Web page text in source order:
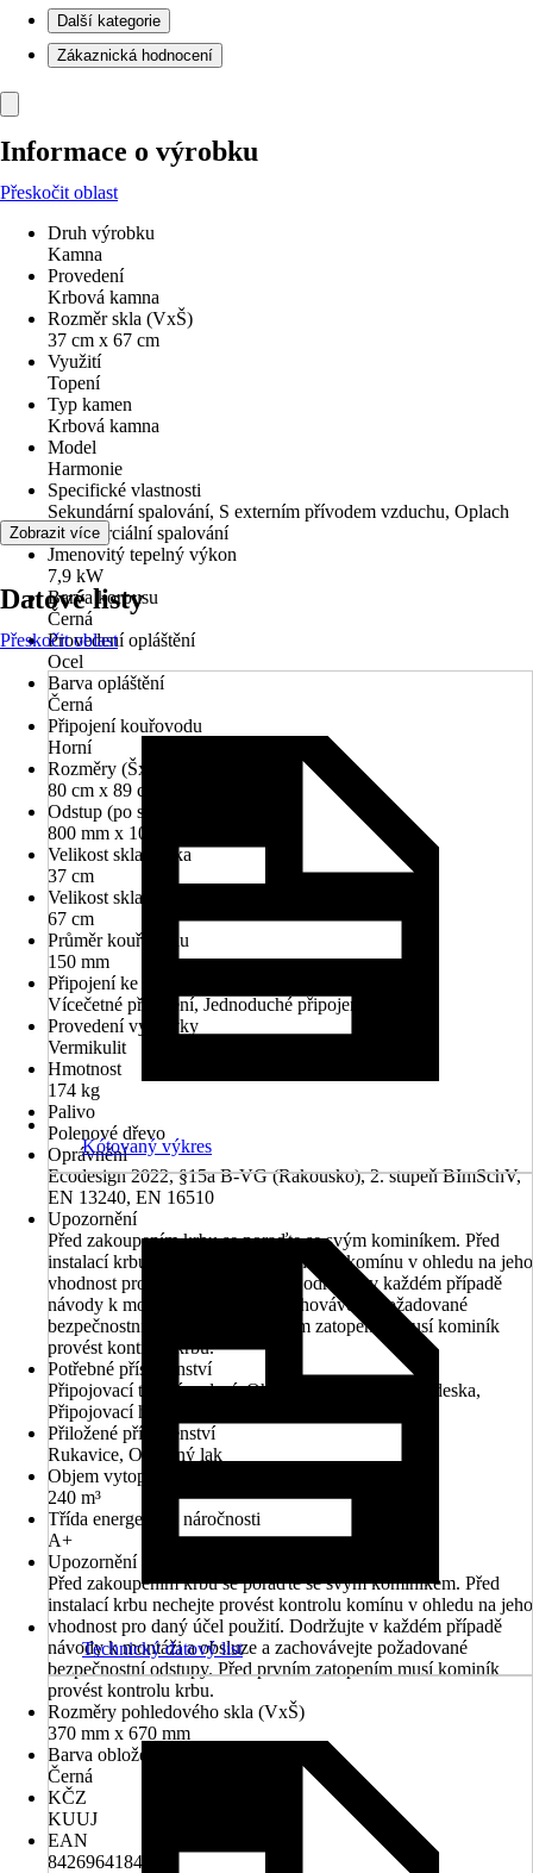
Další kategorie
Zákaznická hodnocení
Informace o výrobku
Přeskočit oblast
Druh výrobku
Kamna
Provedení
Krbová kamna
Rozměr skla (VxŠ)
37 cm x 67 cm
Využití
Topení
Typ kamen
Krbová kamna
Model
Harmonie
Specifické vlastnosti
Sekundární spalování, S externím přívodem vzduchu, Oplach
skla, Terciální spalování
Jmenovitý tepelný výkon
7,9 kW
Barva korpusu
Černá
Provedení opláštění
Ocel
Barva opláštění
Černá
Připojení kouřovodu
Horní
Rozměry (ŠxVxH)
80 cm x 89 cm x 48 cm
Odstup (po straně/vzadu/vpředu)
800 mm x 100 mm x 900 mm
Velikost skla výška
37 cm
Velikost skla šířka
67 cm
Průměr kouřovodu
150 mm
Připojení ke komínu
Vícečetné připojení, Jednoduché připojení
Provedení vyzdívky
Vermikulit
Hmotnost
174 kg
Palivo
Polenové dřevo
Oprávnění
Ecodesign 2022, §15a B-VG (Rakousko), 2. stupeň BImSchV,
EN 13240, EN 16510
Upozornění
Před zakoupením krbu se poraďte se svým kominíkem. Před
instalací krbu nechejte provést kontrolu komínu v ohledu na jeho
vhodnost pro daný účel použití. Dodržujte v každém případě
návody k montáži a obsluze a zachovávejte požadované
bezpečnostní odstupy. Před prvním zatopením musí kominík
provést kontrolu krbu.
Potřebné příslušenství
Připojovací trubní vedení, Ohnivzdorná podlahová deska,
Připojovací hrdlo pro vnější přívod vzduchu
Přiložené příslušenství
Rukavice, Opravný lak
Objem vytopeného prostoru
240 m³
Třída energetické náročnosti
A+
Upozornění k instalaci
Před zakoupením krbu se poraďte se svým kominíkem. Před
instalací krbu nechejte provést kontrolu komínu v ohledu na jeho
vhodnost pro daný účel použití. Dodržujte v každém případě
návody k montáži a obsluze a zachovávejte požadované
bezpečnostní odstupy. Před prvním zatopením musí kominík
provést kontrolu krbu.
Rozměry pohledového skla (VxŠ)
370 mm x 670 mm
Barva obložení
Černá
KČZ
KUUJ
EAN
8426964184105
Zobrazit více
Datové listy
Přeskočit oblast
Kótovaný výkres
Technický datový list